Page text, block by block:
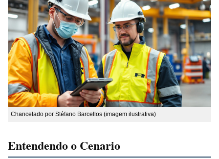
Chancelado por Stéfano Barcellos (imagem ilustrativa)
Entendendo o Cenario